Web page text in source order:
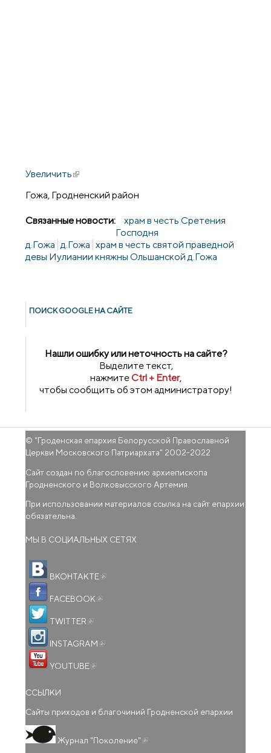
Увеличить(внешняя ссылка)
Гожа, Гродненский район
Связанные новости:
храм в честь Сретения
Господня
д.Гожа д.Гожа храм в честь святой праведной
девы Иулиании княжны Ольшанской д.Гожа
ПОИСК GOОGLE НА САЙТЕ
Нашли ошибку или неточность на сайте?
Выделите текст,
нажмитеCtrl + Enter,
чтобы сообщить об этом администратору!
© "Гроденская епархия Белорусской Православной
Церкви Московского Патриархата" 2002-2022
Сайт создан по благословению архиепископа
Гродненского и Волковысского Артемия.
При использовании материалов ссылка на сайт епархии
обязательна.
МЫ В СОЦИАЛЬНЫХ СЕТЯХ
ВКОНТАКТЕ
FACEBOOK
TWITTER
INSTAGRAM
YOUTUBE
ССЫЛКИ
Сайты приходов и благочиний Гродненской епархии
Журнал "Поколение"